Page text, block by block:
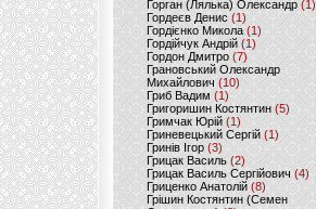
Горган (Лялька) Олександр(1)
Гордеєв Денис (1)
Гордієнко Микола (1)
Гордійчук Андрій (1)
Гордон Дмитро (7)
Грановський Олександр
Михайлович (10)
Гриб Вадим (1)
Григоришин Костянтин (5)
Гримчак Юрій(1)
Гриневецький Сергій(1)
Гринів Ігор (3)
Грицак Василь (2)
Грицак Василь Сергійович (4)
Гриценко Анатолій (8)
Грішин Костянтин (Семен